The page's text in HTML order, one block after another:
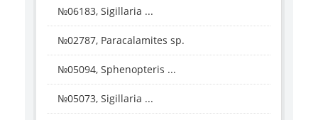
№06183, Sigillaria ...
№02787, Paracalamites sp.
№05094, Sphenopteris ...
№05073, Sigillaria ...